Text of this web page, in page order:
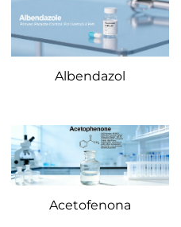
Albendazol
Acetofenona